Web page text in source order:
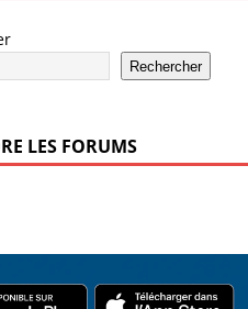
Rechercher
LES FORUMS